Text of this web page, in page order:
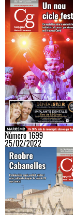
Número 1699
25/02/2022